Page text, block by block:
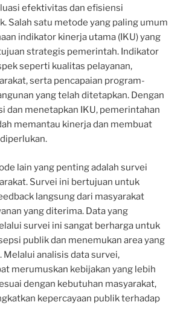
efektivitas dan efisiensi
Salah satu metode yang paling umum
indikator kinerja utama (IKU) yang
strategis pemerintah. Indikator
seperti kualitas pelayanan,
serta pencapaian program-
yang telah ditetapkan. Dengan
dan menetapkan IKU, pemerintahan
memantau kinerja dan membuat
lain yang penting adalah survei
Survei ini bertujuan untuk
langsung dari masyarakat
yang diterima. Data yang
survei ini sangat berharga untuk
publik dan menemukan area yang
Melalui analisis data survei,
merumuskan kebijakan yang lebih
dengan kebutuhan masyarakat,
kepercayaan publik terhadap